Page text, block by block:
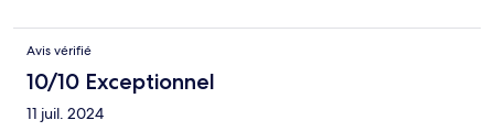
Avis vérifié
10/10 Exceptionnel
11 juil. 2024